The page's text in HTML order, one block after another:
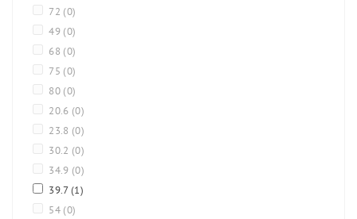
72 (0)
49 (0)
68 (0)
75 (0)
80 (0)
20.6 (0)
23.8 (0)
30.2 (0)
34.9 (0)
39.7(1)
54 (0)